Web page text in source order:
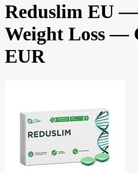
Reduslim EU
Weight Loss —
EUR